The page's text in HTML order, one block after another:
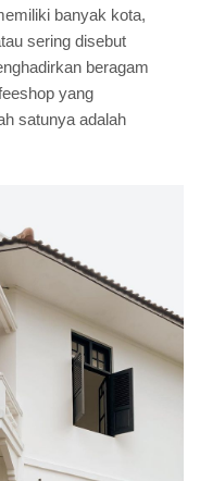
banyak kota,
sering disebut
beragam
yang
satunya adalah